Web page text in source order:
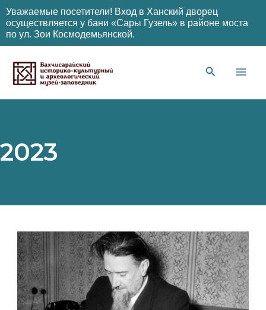
Уважаемые посетители! Вход в Ханский дворец
осуществляется у бани «Сары Гузель» в районе моста
по ул. Зои Космодемьянской.
содержимому
2023